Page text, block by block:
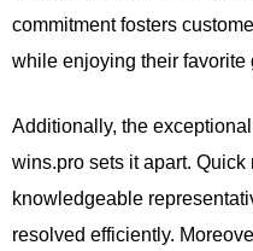
commitment fosters
while enjoying their favorite
Additionally, the
wins.pro sets it apart. Quick
knowledgeable
resolved efficiently.